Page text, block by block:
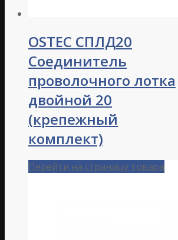
OSTEC СПЛД20
Соединитель
проволочного лотка
двойной 20
(крепежный
комплект)
Перейти на страницу товара